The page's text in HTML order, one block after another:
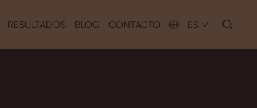
RESULTADOS BLOG CONTACTO ES